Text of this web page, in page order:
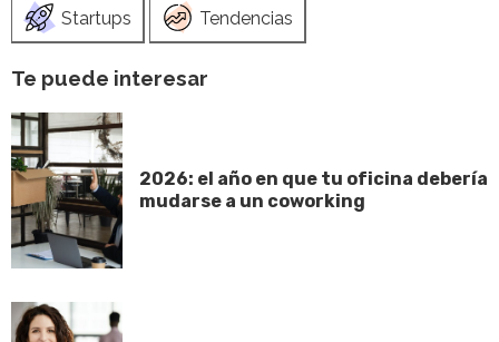
Startups Tendencias
Te puede interesar
2026: el año en que tu oficina debería
mudarse a un coworking